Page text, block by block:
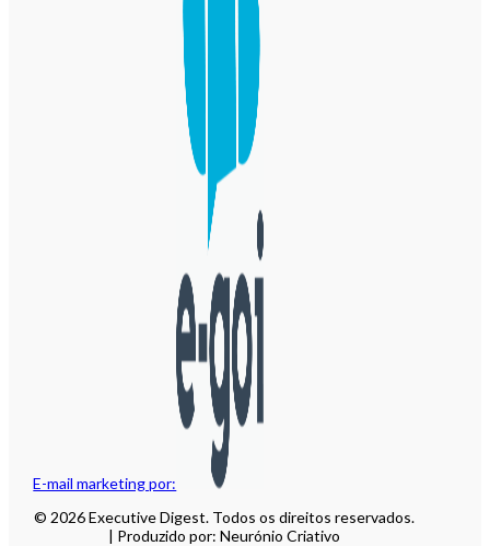
E-mail marketing por:
© 2026 Executive Digest. Todos os direitos reservados.
| Produzido por: Neurónio Criativo